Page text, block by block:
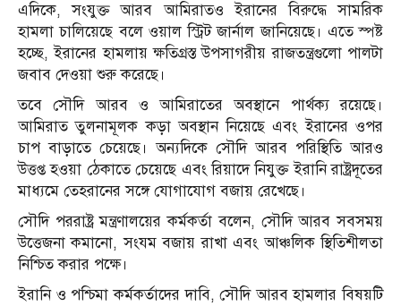
এদিকে, সংযুক্ত আরব আমিরাতও ইরানের বিরুদ্ধে সামরিক
হামলা চালিয়েছে বলে ওয়াল স্ট্রিট জার্নাল জানিয়েছে। এতে স্পষ্ট
হচ্ছে, ইরানের হামলায় ক্ষতিগ্রস্ত উপসাগরীয় রাজতন্ত্রগুলো পালটা
জবাব দেওয়া শুরু করেছে।
তবে সৌদি আরব ও আমিরাতের অবস্থানে পার্থক্য রয়েছে।
আমিরাত তুলনামূলক কড়া অবস্থান নিয়েছে এবং ইরানের ওপর
চাপ বাড়াতে চেয়েছে। অন্যদিকে সৌদি আরব পরিস্থিতি আরও
উত্তপ্ত হওয়া ঠেকাতে চেয়েছে এবং রিয়াদে নিযুক্ত ইরানি রাষ্ট্রদূতের
মাধ্যমে তেহরানের সঙ্গে যোগাযোগ বজায় রেখেছে।
সৌদি পররাষ্ট্র মন্ত্রণালয়ের কর্মকর্তা বলেন, সৌদি আরব সবসময়
উত্তেজনা কমানো, সংযম বজায় রাখা এবং আঞ্চলিক স্থিতিশীলতা
নিশ্চিত করার পক্ষে।
ইরানি ও পশ্চিমা কর্মকর্তাদের দাবি, সৌদি আরব হামলার বিষয়টি